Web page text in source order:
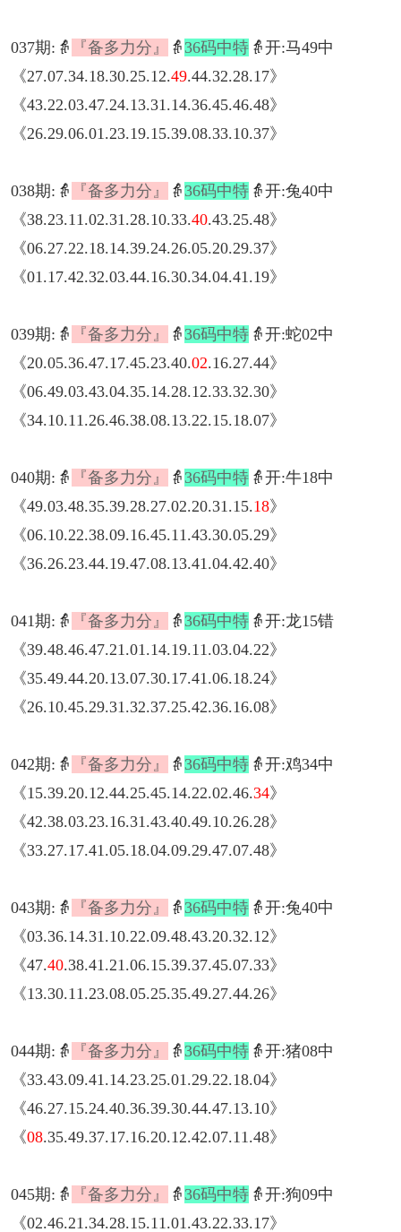
037期:👵 『备多力分』 👵 36码中特 👵开:马49中
《27.07.34.18.30.25.12.49.44.32.28.17》
《43.22.03.47.24.13.31.14.36.45.46.48》
《26.29.06.01.23.19.15.39.08.33.10.37》
038期:👵 『备多力分』 👵 36码中特 👵开:兔40中
《38.23.11.02.31.28.10.33.40.43.25.48》
《06.27.22.18.14.39.24.26.05.20.29.37》
《01.17.42.32.03.44.16.30.34.04.41.19》
039期:👵 『备多力分』 👵 36码中特 👵开:蛇02中
《20.05.36.47.17.45.23.40.02.16.27.44》
《06.49.03.43.04.35.14.28.12.33.32.30》
《34.10.11.26.46.38.08.13.22.15.18.07》
040期:👵 『备多力分』 👵 36码中特 👵开:牛18中
《49.03.48.35.39.28.27.02.20.31.15.18》
《06.10.22.38.09.16.45.11.43.30.05.29》
《36.26.23.44.19.47.08.13.41.04.42.40》
041期:👵 『备多力分』 👵 36码中特 👵开:龙15错
《39.48.46.47.21.01.14.19.11.03.04.22》
《35.49.44.20.13.07.30.17.41.06.18.24》
《26.10.45.29.31.32.37.25.42.36.16.08》
042期:👵 『备多力分』 👵 36码中特 👵开:鸡34中
《15.39.20.12.44.25.45.14.22.02.46.34》
《42.38.03.23.16.31.43.40.49.10.26.28》
《33.27.17.41.05.18.04.09.29.47.07.48》
043期:👵 『备多力分』 👵 36码中特 👵开:兔40中
《03.36.14.31.10.22.09.48.43.20.32.12》
《47.40.38.41.21.06.15.39.37.45.07.33》
《13.30.11.23.08.05.25.35.49.27.44.26》
044期:👵 『备多力分』 👵 36码中特 👵开:猪08中
《33.43.09.41.14.23.25.01.29.22.18.04》
《46.27.15.24.40.36.39.30.44.47.13.10》
《08.35.49.37.17.16.20.12.42.07.11.48》
045期:👵 『备多力分』 👵 36码中特 👵开:狗09中
《02.46.21.34.28.15.11.01.43.22.33.17》